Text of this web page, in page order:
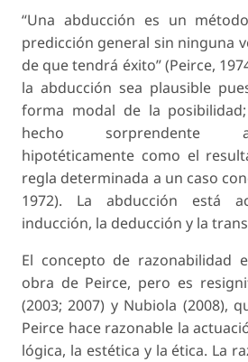
“Una abducción es un
predicción general sin ninguna
de que tendrá éxito” (Peirce,
la abducción sea plausible
forma modal de la
hecho sorprendente
hipotéticamente como el
regla determinada a un caso
1972). La abducción está
inducción, la deducción y la
El concepto de razonabilidad
obra de Peirce, pero es
(2003; 2007) y Nubiola (2008),
Peirce hace razonable la
lógica, la estética y la ética. La